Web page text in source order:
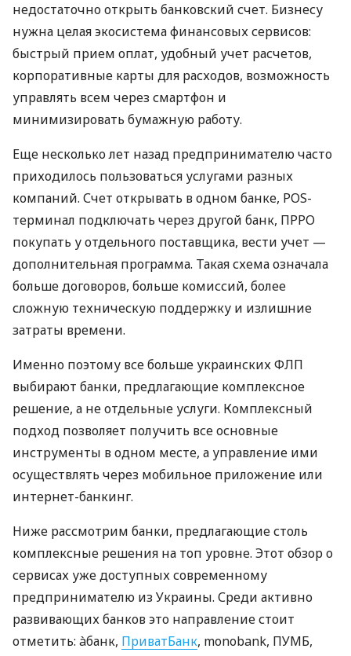
недостаточно открыть банковский счет. Бизнесу
нужна целая экосистема финансовых сервисов:
быстрый прием оплат, удобный учет расчетов,
корпоративные карты для расходов, возможность
управлять всем через смартфон и
минимизировать бумажную работу.
Еще несколько лет назад предпринимателю часто
приходилось пользоваться услугами разных
компаний. Счет открывать в одном банке, POS-
терминал подключать через другой банк, ПРРО
покупать у отдельного поставщика, вести учет —
дополнительная программа. Такая схема означала
больше договоров, больше комиссий, более
сложную техническую поддержку и излишние
затраты времени.
Именно поэтому все больше украинских ФЛП
выбирают банки, предлагающие комплексное
решение, а не отдельные услуги. Комплексный
подход позволяет получить все основные
инструменты в одном месте, а управление ими
осуществлять через мобильное приложение или
интернет-банкинг.
Ниже рассмотрим банки, предлагающие столь
комплексные решения на топ уровне. Этот обзор о
сервисах уже доступных современному
предпринимателю из Украины. Среди активно
развивающих банков это направление стоит
отметить: àбанк, ПриватБанк, monobank, ПУМБ,